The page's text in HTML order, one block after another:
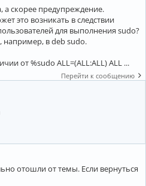
скорее предупреждение.
это возникать в следствии
для выполнения sudo?
например, в deb sudo.
от %sudo ALL=(ALL:ALL) ALL ...
Перейти к сообщению
отошли от темы. Если вернуться